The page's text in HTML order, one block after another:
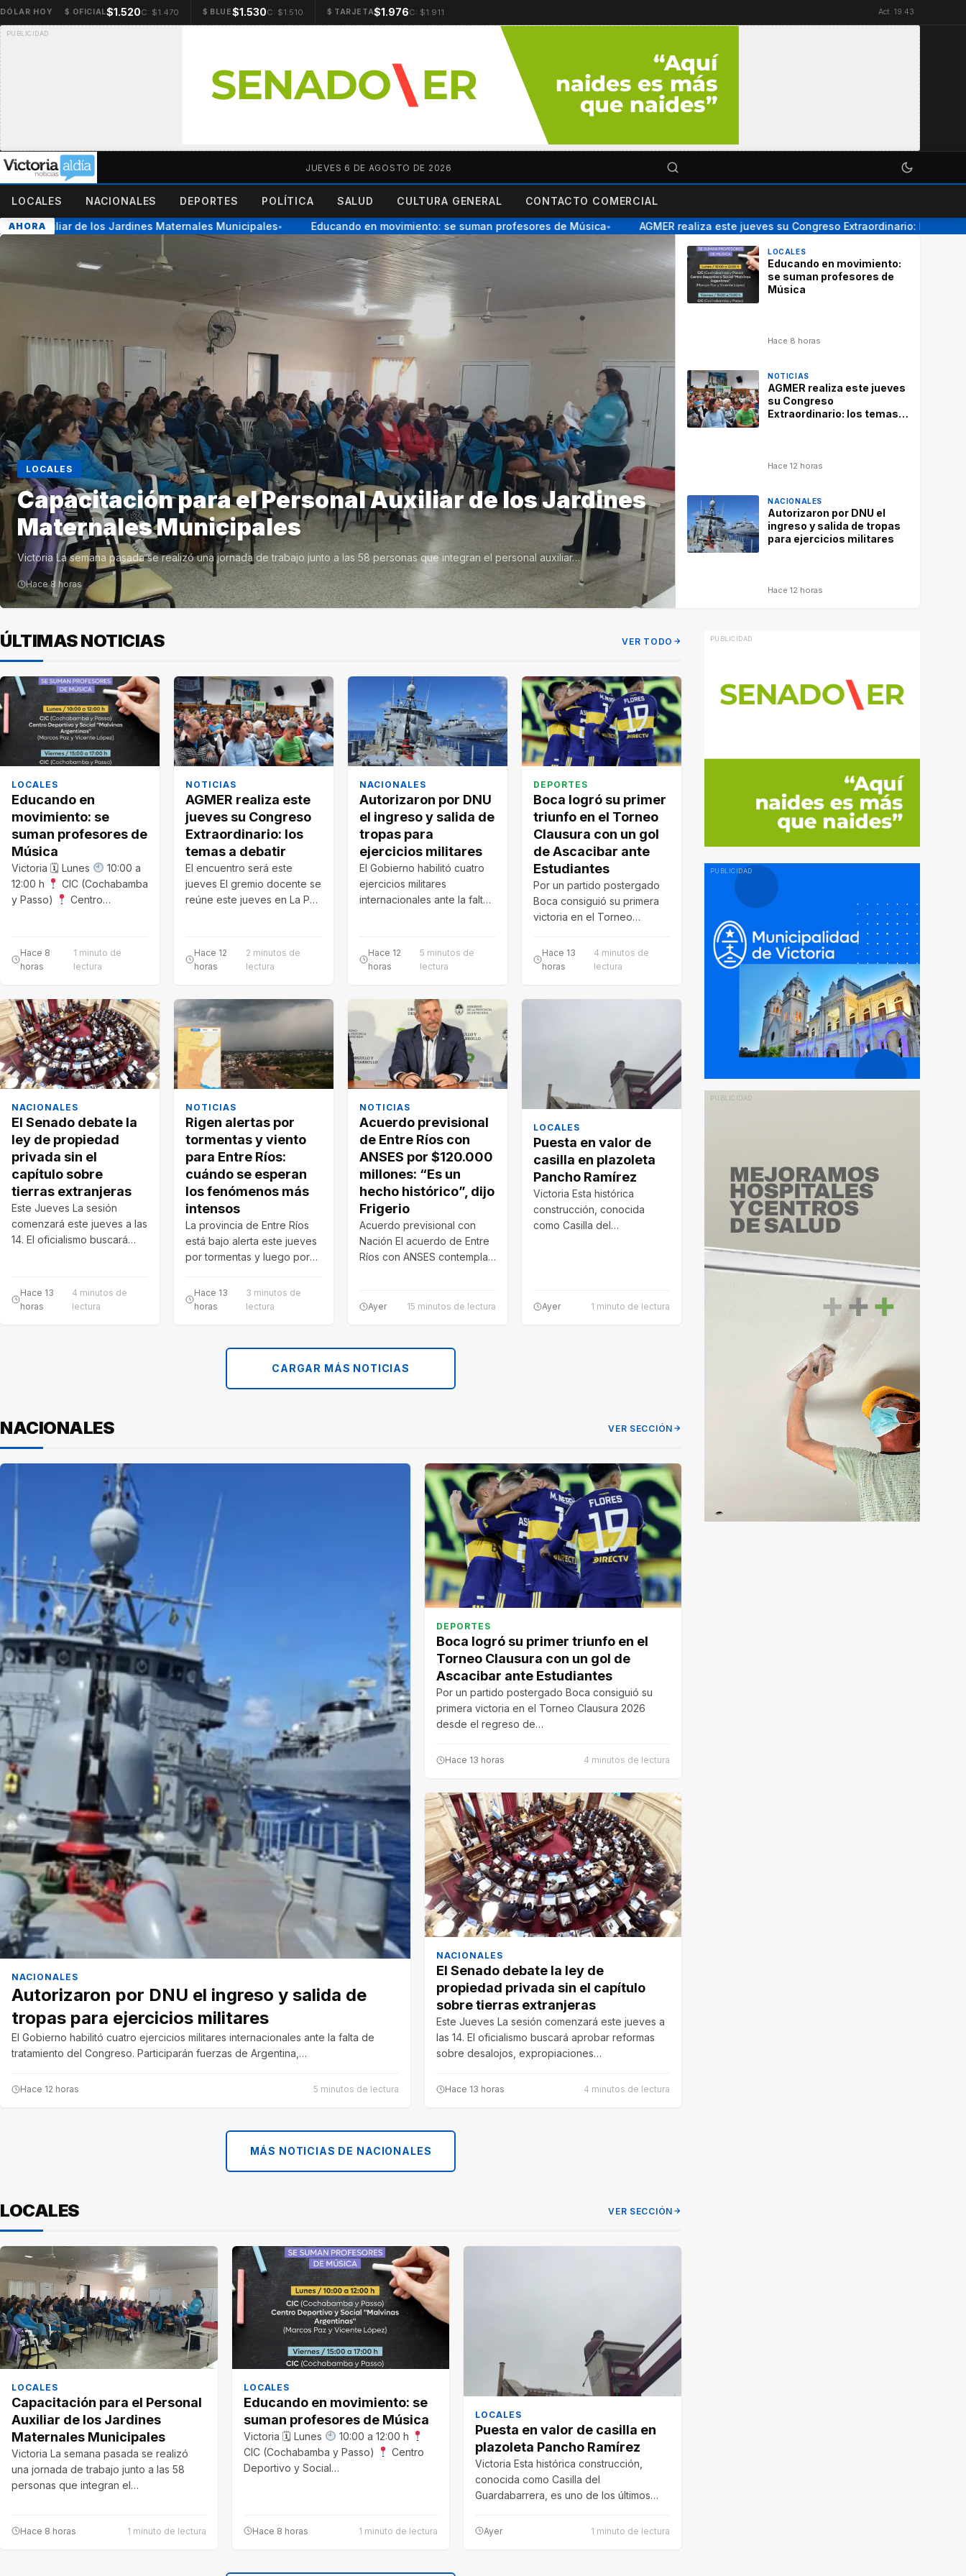
DÓLAR HOY $ OFICIAL$1.520C: $1.470 $ BLUE$1.530C: $1.510 $ TARJETA$1.976C: $1.911 Act. 19:43
JUEVES 6 DE AGOSTO DE 2026
LOCALES NACIONALES DEPORTES POLÍTICA SALUD CULTURA GENERAL CONTACTO COMERCIAL
AHORA
Auxiliar de los Jardines Maternales Municipales● Educando en movimiento: se suman profesores de Música● AGMER realiza este jueves su Congreso Extraordinario: los temas a
LOCALES
Capacitación para el Personal Auxiliar de los Jardines
Maternales Municipales
Victoria La semana pasada se realizó una jornada de trabajo junto a las 58 personas que integran el personal auxiliar…
Hace 8 horas
LOCALES
Educando en movimiento:
se suman profesores de
Música
Hace 8 horas
NOTICIAS
AGMER realiza este jueves
su Congreso
Extraordinario: los temas a
Hace 12 horas
NACIONALES
Autorizaron por DNU el
ingreso y salida de tropas
para ejercicios militares
Hace 12 horas
ÚLTIMAS NOTICIAS VER TODO
LOCALES
Educando en
movimiento: se
suman profesores de
Música
Victoria 🗓 Lunes
10:00 a
12:00 h
CIC (Cochabamba
y Passo)
Centro
Hace 8
horas
1 minuto de
lectura
NOTICIAS
AGMER realiza este
jueves su Congreso
Extraordinario: los
temas a debatir
El encuentro será este
jueves El gremio docente se
reúne este jueves en La Paz
Hace 12
horas
2 minutos de
lectura
NACIONALES
Autorizaron por DNU
el ingreso y salida de
tropas para
ejercicios militares
El Gobierno habilitó cuatro
ejercicios militares
internacionales ante la falta
fuerzas de Argentina,…
Hace 12
horas
5 minutos de
lectura
DEPORTES
Boca logró su primer
triunfo en el Torneo
Clausura con un gol
de Ascacibar ante
Estudiantes
Por un partido postergado
Boca consiguió su primera
victoria en el Torneo
regreso de…
Hace 13
horas
4 minutos de
lectura
NACIONALES
El Senado debate la
ley de propiedad
privada sin el
capítulo sobre
tierras extranjeras
Este Jueves La sesión
comenzará este jueves a las
14. El oficialismo buscará
Hace 13
horas
4 minutos de
lectura
NOTICIAS
Rigen alertas por
tormentas y viento
para Entre Ríos:
cuándo se esperan
los fenómenos más
intensos
La provincia de Entre Ríos
está bajo alerta este jueves
por tormentas y luego por
Hace 13
horas
3 minutos de
lectura
NOTICIAS
Acuerdo previsional
de Entre Ríos con
ANSES por $120.000
millones: “Es un
hecho histórico”, dijo
Frigerio
Acuerdo previsional con
Nación El acuerdo de Entre
Ríos con ANSES contempla
Ayer 15 minutos de lectura
LOCALES
Puesta en valor de
casilla en plazoleta
Pancho Ramírez
Victoria Esta histórica
construcción, conocida
como Casilla del
Ayer 1 minuto de lectura
CARGAR MÁS NOTICIAS
NACIONALES VER SECCIÓN
NACIONALES
Autorizaron por DNU el ingreso y salida de
tropas para ejercicios militares
El Gobierno habilitó cuatro ejercicios militares internacionales ante la falta de
tratamiento del Congreso. Participarán fuerzas de Argentina,…
Hace 12 horas 5 minutos de lectura
DEPORTES
Boca logró su primer triunfo en el
Torneo Clausura con un gol de
Ascacibar ante Estudiantes
Por un partido postergado Boca consiguió su
primera victoria en el Torneo Clausura 2026
desde el regreso de…
Hace 13 horas 4 minutos de lectura
NACIONALES
El Senado debate la ley de
propiedad privada sin el capítulo
sobre tierras extranjeras
Este Jueves La sesión comenzará este jueves a
las 14. El oficialismo buscará aprobar reformas
sobre desalojos, expropiaciones…
Hace 13 horas 4 minutos de lectura
MÁS NOTICIAS DE NACIONALES
LOCALES VER SECCIÓN
LOCALES
Capacitación para el Personal
Auxiliar de los Jardines
Maternales Municipales
Victoria La semana pasada se realizó
una jornada de trabajo junto a las 58
personas que integran el…
Hace 8 horas 1 minuto de lectura
LOCALES
Educando en movimiento: se
suman profesores de Música
Victoria 🗓 Lunes
10:00 a 12:00 h
CIC (Cochabamba y Passo)
Centro
Deportivo y Social…
Hace 8 horas 1 minuto de lectura
LOCALES
Puesta en valor de casilla en
plazoleta Pancho Ramírez
Victoria Esta histórica construcción,
conocida como Casilla del
Guardabarrera, es uno de los últimos
Ayer 1 minuto de lectura